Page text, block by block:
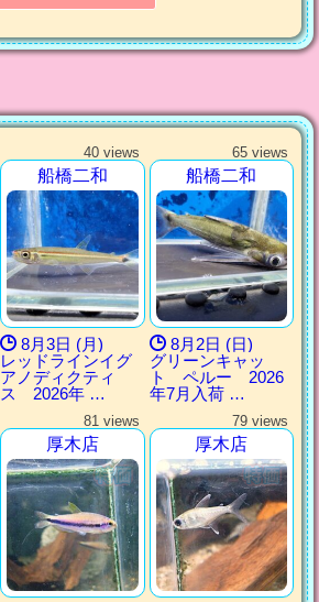
40 views
船橋二和
8月3日 (月)
レッドラインイグ
アノディクティ
ス 2026年 …
65 views
船橋二和
8月2日 (日)
グリーンキャッ
ト ペルー 2026
年7月入荷 …
81 views
厚木店
79 views
厚木店